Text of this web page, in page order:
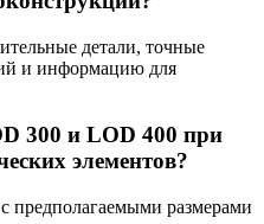
детали, точные
и информацию для
300 и LOD 400 при
элементов?
предполагаемыми размерами